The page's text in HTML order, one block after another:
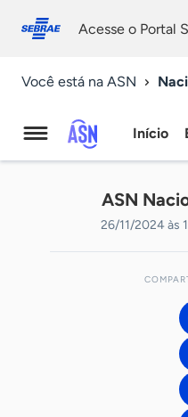
conosco
Acesse o Portal
Você está na ASN
Agência
Sebrae
Notícias
Início
ASN
26/11/2024 às